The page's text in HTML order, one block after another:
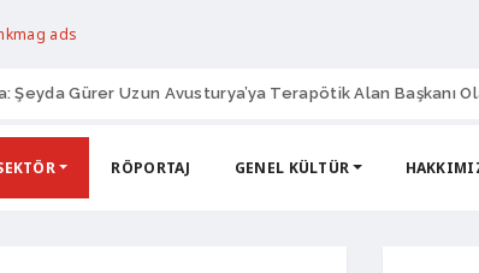
Şeyda Gürer Uzun Avusturya’ya Terapötik Alan Başkanı
RÖPORTAJ GENEL KÜLTÜR